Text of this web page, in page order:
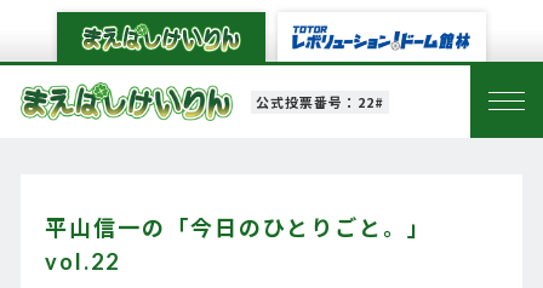
公式投票番号：22#
平山信一の「今日のひとりごと。」
vol.22